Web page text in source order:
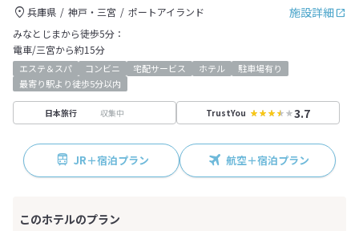
施設詳細
兵庫県 神戸・三宮
ポートアイランド
みなとじまから徒歩5分：
電車/三宮から約15分
エステ＆スパ コンビニ 宅配サービス ホテル
駐車場有り
最寄り駅より徒歩5分以内
日本旅行 収集中 TrustYou 3.7
JR＋宿泊プラン 航空＋宿泊プラン